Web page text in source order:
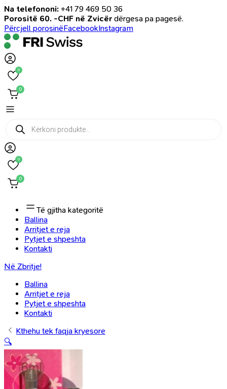
Na telefononi: +41 79 469 50 36
Porositë 60. -CHF në Zvicër dërgesa pa pagesë.
Përcjell porosinëFacebookInstagram
0
0
Products
search
0
0
Të gjitha kategoritë
Ballina
Arritjet e reja
Pytjet e shpeshta
Kontakti
Në Zbritje!
Ballina
Arritjet e reja
Pytjet e shpeshta
Kontakti
Kthehu tek faqja kryesore
🔍